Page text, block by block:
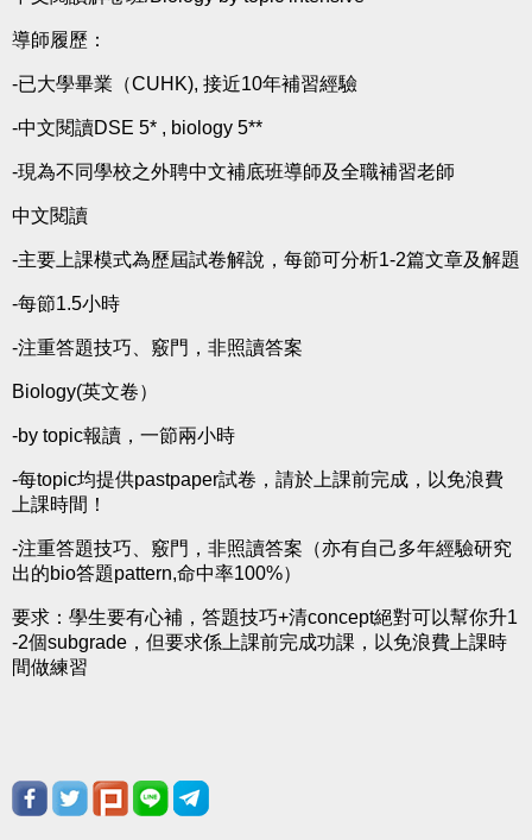
導師履歷：
-已大學畢業（CUHK), 接近10年補習經驗
-中文閱讀DSE 5* , biology 5**
-現為不同學校之外聘中文補底班導師及全職補習老師
中文閱讀
-主要上課模式為歷屆試卷解說，每節可分析1-2篇文章及解題
-每節1.5小時
-注重答題技巧、竅門，非照讀答案
Biology(英文卷）
-by topic報讀，一節兩小時
-每topic均提供pastpaper試卷，請於上課前完成，以免浪費
上課時間！
-注重答題技巧、竅門，非照讀答案（亦有自己多年經驗研究
出的bio答題pattern,命中率100%）
要求：學生要有心補，答題技巧+清concept絕對可以幫你升1
-2個subgrade，但要求係上課前完成功課，以免浪費上課時
間做練習